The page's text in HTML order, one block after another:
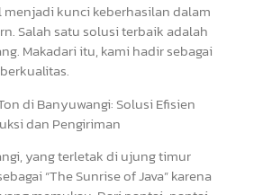
kunci keberhasilan dalam
Salah satu solusi terbaik adalah
Makadari itu, kami hadir sebagai
di Banyuwangi: Solusi Efisien
dan Pengiriman
yang terletak di ujung timur
“The Sunrise of Java” karena